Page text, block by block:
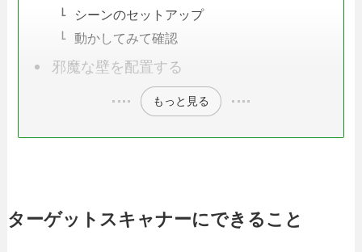
シーンのセットアップ
動かしてみて確認
邪魔な壁を配置する
もっと見る
ターゲットスキャナーにできること